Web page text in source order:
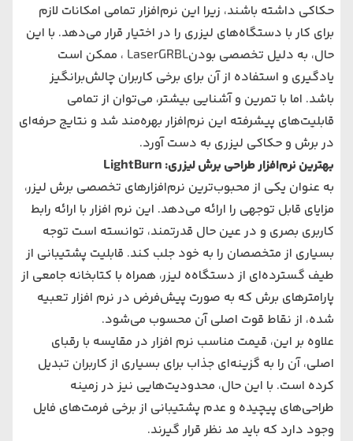
حکاکی داشته باشند، زیرا این نرم‌افزار تمامی امکانات لازم
برای کار با دستگاه‌های لیزری را در اختیار قرار می‌دهد. با این
حال، به دلیل تخصصی بودنLaserGRBL ، ممکن است
یادگیری و استفاده از آن برای برخی کاربران چالش‌برانگیز
باشد. اما با تمرین و آشنایی بیشتر، می‌توان از تمامی
قابلیت‌های پیشرفته این نرم‌افزار بهره‌مند شد و نتایج حرفه‌ای
در برش و حکاکی لیزری به دست آورد.
بهترین نرم‌افزار طراحی برش لیزری: LightBurn
به عنوان یکی از محبوب‌ترین نرم‌افزارهای تخصصی برش لیزر،
مزایای قابل توجهی را ارائه می‌دهد. این نرم افزار با ارائه رابط
کاربری بصری و در عین حال قدرتمند، توانسته است توجه
بسیاری از متخصصان را به خود جلب کند. قابلیت پشتیبانی از
طیف گسترده‌ای از دستگاه‌ه لیزر، همراه با کتابخانه جامعی از
پارامترهای برش که به صورت پیش‌فرض در نرم افزار تعبیه
شده، از نقاط قوت اصلی آن محسوب می‌شود.
علاوه بر این، قیمت مناسب نرم افزار در مقایسه با رقبای
اصلی، آن را به گزینه‌ای جذاب برای بسیاری از کاربران تبدیل
کرده است. با این حال، محدودیت‌هایی نیز در زمینه
طراحی‌های پیچیده و عدم پشتیبانی از برخی فرمت‌های فایل
وجود دارد که باید مد نظر قرار گیرند.